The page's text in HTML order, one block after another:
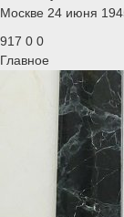
Москве 24 июня
917 0 0
Главное